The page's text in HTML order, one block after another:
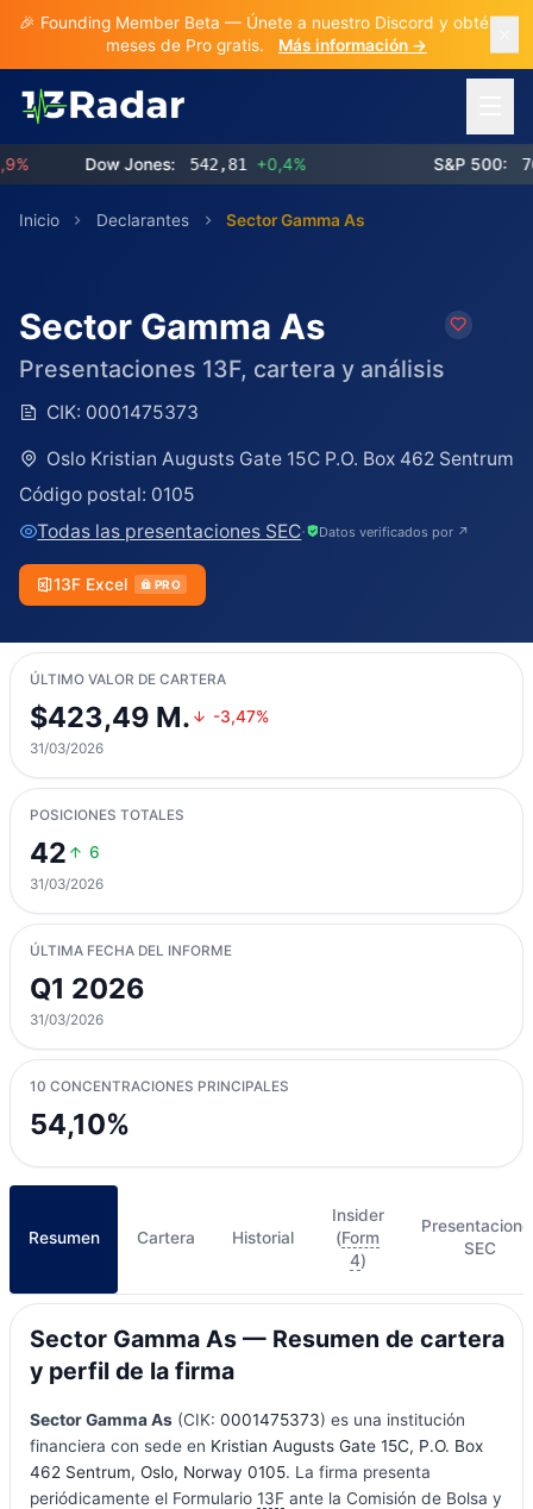
🎉 Founding Member Beta — Únete a nuestro Discord y obtén 3
meses de Pro gratis.
Más información →
Dow Jones: 542,81 +0,4% S&P 500:
Inicio Declarantes Sector Gamma As
Sector Gamma As
Presentaciones 13F, cartera y análisis
CIK: 0001475373
Oslo Kristian Augusts Gate 15C P.O. Box 462 Sentrum
Código postal: 0105
Todas las presentaciones SEC· Datos verificados por ↗
13F Excel PRO
ÚLTIMO VALOR DE CARTERA
$423,49 M. -3,47%
31/03/2026
POSICIONES TOTALES
42 6
31/03/2026
ÚLTIMA FECHA DEL INFORME
Q1 2026
31/03/2026
10 CONCENTRACIONES PRINCIPALES
54,10%
Resumen Cartera Historial
Insider
(Form
4)
SEC
Sector Gamma As — Resumen de cartera
y perfil de la firma
Sector Gamma As(CIK: 0001475373) es una institución
financiera con sede en Kristian Augusts Gate 15C, P.O. Box
462 Sentrum, Oslo, Norway 0105. La firma presenta
periódicamente el Formulario 13Fante la Comisión de Bolsa y